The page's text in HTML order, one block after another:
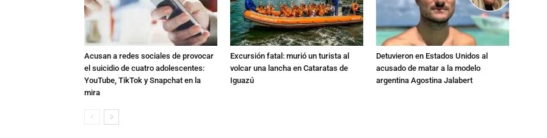
Acusan a redes sociales de provocar
el suicidio de cuatro adolescentes:
YouTube, TikTok y Snapchat en la
mira
Excursión fatal: murió un turista al
volcar una lancha en Cataratas de
Iguazú
Detuvieron en Estados Unidos al
acusado de matar a la modelo
argentina Agostina Jalabert